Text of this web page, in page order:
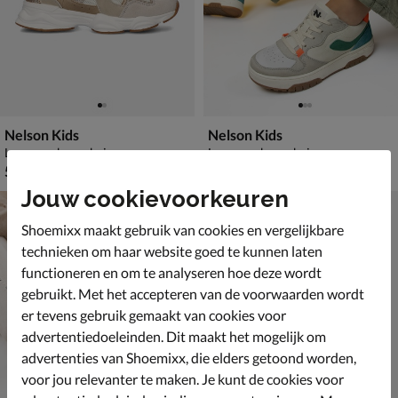
Nelson Kids
Lage sneakers - beige
€ 59,99
59
Nelson Kids
Lage sneakers - beige
Jouw cookievoorkeuren
Shoemixx maakt gebruik van cookies en vergelijkbare
technieken om haar website goed te kunnen laten
functioneren en om te analyseren hoe deze wordt
gebruikt. Met het accepteren van de voorwaarden wordt
er tevens gebruik gemaakt van cookies voor
advertentiedoeleinden. Dit maakt het mogelijk om
advertenties van Shoemixx, die elders getoond worden,
voor jou relevanter te maken. Je kunt de cookies voor